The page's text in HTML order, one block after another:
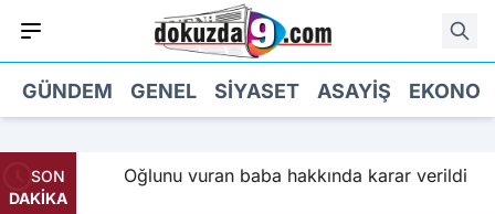
GÜNDEM GENEL SIYASET ASAYIŞ
SON
DAKİKA
Parti Oğlunu vuran baba hakkında karar verildi